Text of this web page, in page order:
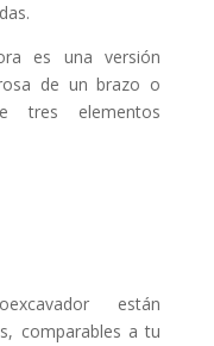
es una versión
de un brazo o
tres elementos
están
comparables a tu